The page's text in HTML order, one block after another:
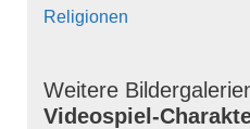
Religionen
Weitere
Videospiel-